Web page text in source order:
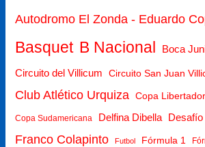
Autodromo El Zonda - Eduardo
Basquet B Nacional Boca
Circuito del Villicum Circuito San Juan
Club Atlético Urquiza Copa
Copa Sudamericana Delfina Dibella
Franco Colapinto Futbol Fórmula 1